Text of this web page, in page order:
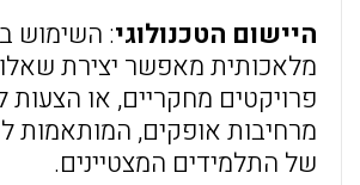
היישום הטכנולוגי: השימוש
מלאכותית מאפשר יצירת
פרויקטים מחקריים, או הצעות
מרחיבות אופקים, המותאמות
של התלמידים המצטיינים.